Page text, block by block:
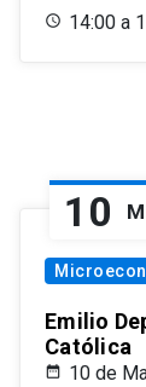
14:00 a
10
Emilio
Católica
10 de